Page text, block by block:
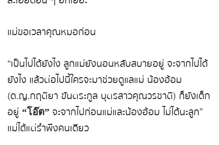
แม่ขอเวลาคุณหมอก่อน
“เป็นไปได้ยังไง ลูกแม่ยังนอนหลับสบายอยู่ จะจากไปได้
ยังไง แล้วต่อไปนี้ใครจะมาช่วยดูแลแม่ น้องอ้อม
(ด.ญ.กฤติยา ขันตระกูล บุตรสาวคุณวรชาติ) ก็ยังเด็ก
อยู่ “โอ๊ต” จะจากไปก่อนแม่และน้องอ้อม ไม่ได้นะลูก”
แม่ได้แต่รำพึงคนเดียว